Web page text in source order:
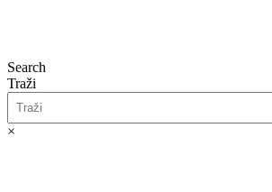
Search
Traži
×